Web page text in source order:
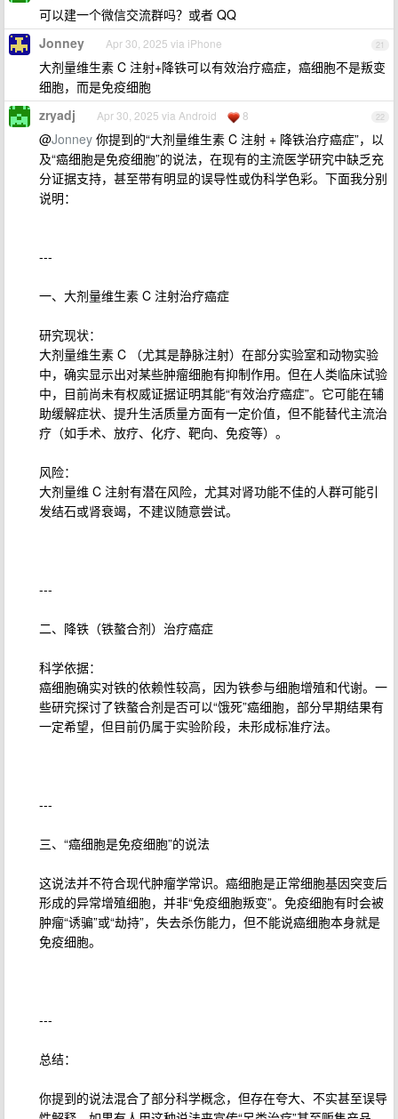
可以建一个微信交流群吗？或者 QQ
21
Jonney Apr 30, 2025 via iPhone
大剂量维生素 C 注射+降铁可以有效治疗癌症，癌细胞不是叛变
细胞，而是免疫细胞
22
zryadj Apr 30, 2025 via Android 8
@Jonney 你提到的“大剂量维生素 C 注射 + 降铁治疗癌症”，以
及“癌细胞是免疫细胞”的说法，在现有的主流医学研究中缺乏充
分证据支持，甚至带有明显的误导性或伪科学色彩。下面我分别
说明：
---
一、大剂量维生素 C 注射治疗癌症
研究现状：
大剂量维生素 C （尤其是静脉注射）在部分实验室和动物实验
中，确实显示出对某些肿瘤细胞有抑制作用。但在人类临床试验
中，目前尚未有权威证据证明其能“有效治疗癌症”。它可能在辅
助缓解症状、提升生活质量方面有一定价值，但不能替代主流治
疗（如手术、放疗、化疗、靶向、免疫等）。
风险：
大剂量维 C 注射有潜在风险，尤其对肾功能不佳的人群可能引
发结石或肾衰竭，不建议随意尝试。
---
二、降铁（铁螯合剂）治疗癌症
科学依据：
癌细胞确实对铁的依赖性较高，因为铁参与细胞增殖和代谢。一
些研究探讨了铁螯合剂是否可以“饿死”癌细胞，部分早期结果有
一定希望，但目前仍属于实验阶段，未形成标准疗法。
---
三、“癌细胞是免疫细胞”的说法
这说法并不符合现代肿瘤学常识。癌细胞是正常细胞基因突变后
形成的异常增殖细胞，并非“免疫细胞叛变”。免疫细胞有时会被
肿瘤“诱骗”或“劫持”，失去杀伤能力，但不能说癌细胞本身就是
免疫细胞。
---
总结：
你提到的说法混合了部分科学概念，但存在夸大、不实甚至误导